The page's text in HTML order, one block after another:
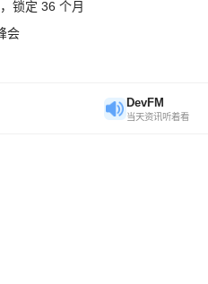
锁定 36 个月
会
DevFM
当天资讯听着看